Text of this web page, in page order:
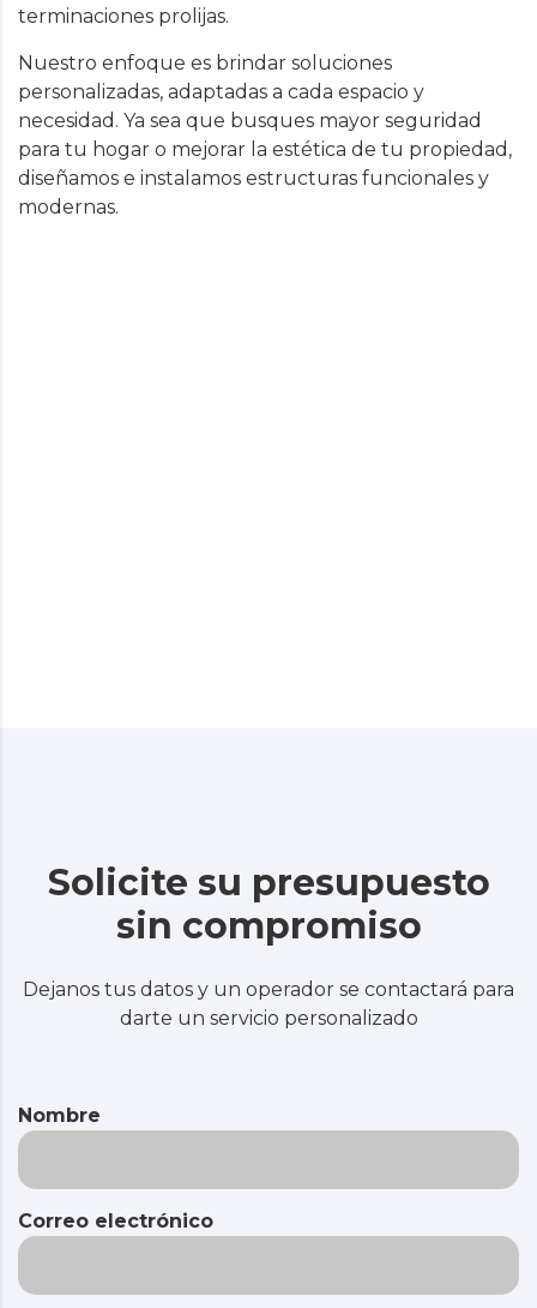
terminaciones prolijas.
Nuestro enfoque es brindar soluciones
personalizadas, adaptadas a cada espacio y
necesidad. Ya sea que busques mayor seguridad
para tu hogar o mejorar la estética de tu propiedad,
diseñamos e instalamos estructuras funcionales y
modernas.
Solicite su presupuesto
sin compromiso
Dejanos tus datos y un operador se contactará para
darte un servicio personalizado
Nombre
Correo electrónico